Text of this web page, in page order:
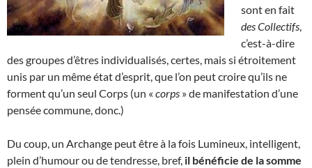
sont en fait
des Collectifs
c’est-à-dire
des groupes d’êtres individualisés, certes, mais si étroitement
unis par un même état d’esprit, que l’on peut croire qu’ils ne
forment qu’un seul Corps (un « corps » de manifestation d’une
pensée commune, donc.)
Du coup, un Archange peut être à la fois Lumineux, intelligent,
plein d’humour ou de tendresse, bref, il bénéficie de la somme